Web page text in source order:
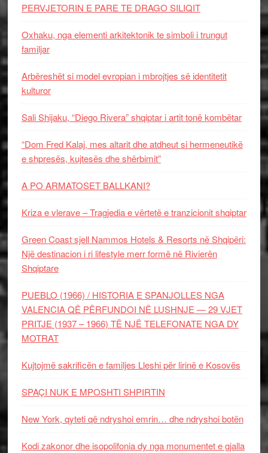
PERVJETORIN E PARE TE DRAGO SILIQIT
Oxhaku, nga elementi arkitektonik te simboli i trungut
familjar
Arbëreshët si model evropian i mbrojtjes së identitetit
kulturor
Sali Shijaku, “Diego Rivera” shqiptar i artit tonë kombëtar
“Dom Fred Kalaj, mes altarit dhe atdheut si hermeneutikë
e shpresës, kujtesës dhe shërbimit”
A PO ARMATOSET BALLKANI?
Kriza e vlerave – Tragjedia e vërtetë e tranzicionit shqiptar
Green Coast sjell Nammos Hotels & Resorts në Shqipëri:
Një destinacion i ri lifestyle merr formë në Rivierën
Shqiptare
PUEBLO (1966) / HISTORIA E SPANJOLLES NGA
VALENCIA QË PËRFUNDOI NË LUSHNJE — 29 VJET
PRITJE (1937 – 1966) TË NJË TELEFONATE NGA DY
MOTRAT
Kujtojmë sakrificën e familjes Lleshi për lirinë e Kosovës
SPAÇI NUK E MPOSHTI SHPIRTIN
New York, qyteti që ndryshoi emrin… dhe ndryshoi botën
Kodi zakonor dhe isopolifonia dy nga monumentet e gjalla